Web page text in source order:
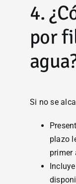
4.
por
Si no se
plazo
primer